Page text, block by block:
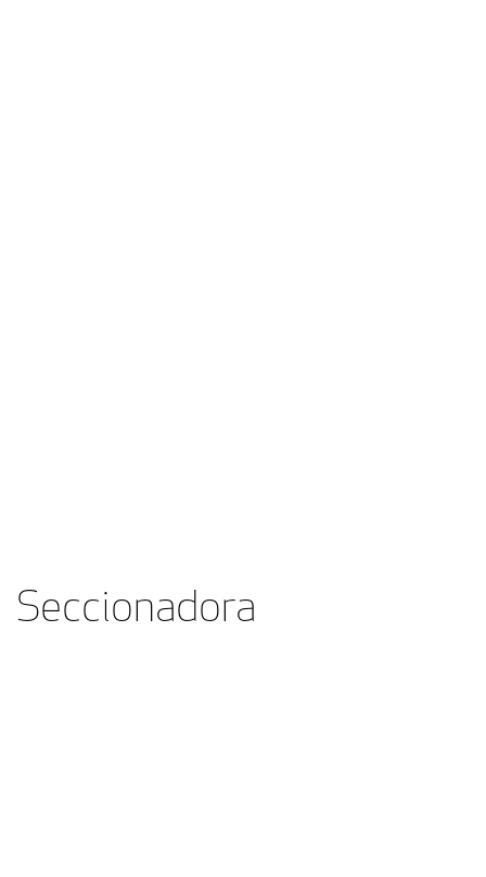
Seccionadora